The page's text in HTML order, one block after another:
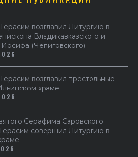
возглавил Литургию в
Владикавказского и
(Чепиговского)
возглавил престольные
храме
Серафима Саровского
совершил Литургию в